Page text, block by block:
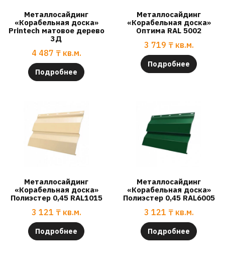
Металлосайдинг
«Корабельная доска»
Printech матовое дерево
3Д
4 487 ₸ кв.м.
Подробнее
Металлосайдинг
«Корабельная доска»
Оптима RAL 5002
3 719 ₸ кв.м.
Подробнее
Металлосайдинг
«Корабельная доска»
Полиэстер 0,45 RAL1015
3 121 ₸ кв.м.
Подробнее
Металлосайдинг
«Корабельная доска»
Полиэстер 0,45 RAL6005
3 121 ₸ кв.м.
Подробнее